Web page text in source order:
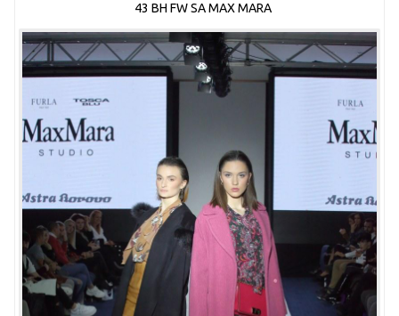
43 BH FW SA MAX MARA